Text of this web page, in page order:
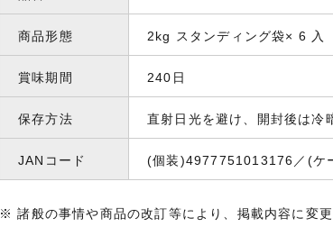
商品形態 2kg スタンディング袋× 6 入
賞味期間 240日
保存方法 直射日光を避け、開封後は冷
JANコード (個装)4977751013176／(ケ
※ 諸般の事情や商品の改訂等により、掲載内容に変